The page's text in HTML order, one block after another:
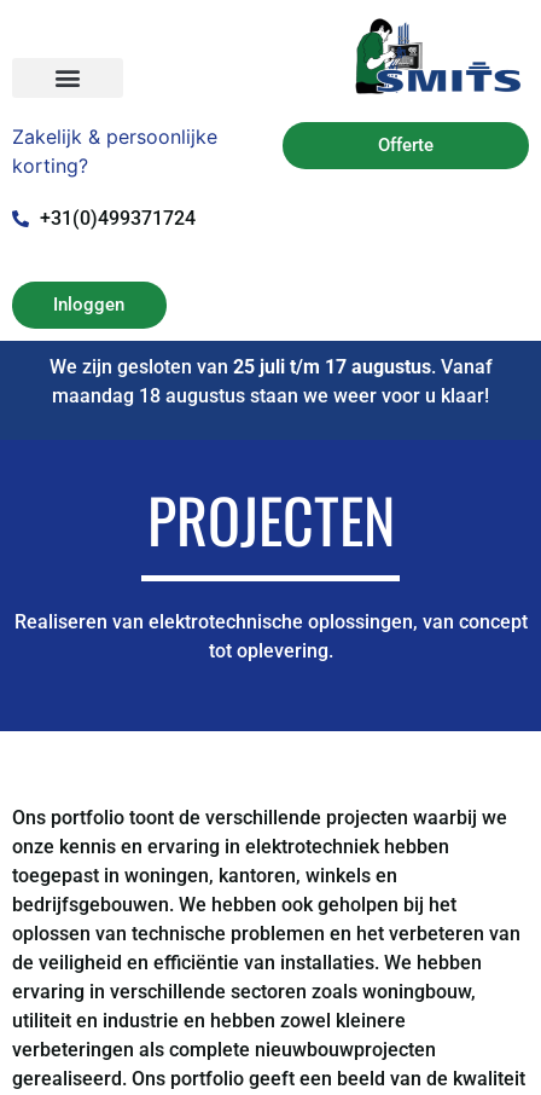
Zakelijk & persoonlijke
korting?
+31(0)499371724
Offerte
Inloggen
We zijn gesloten van 25 juli t/m 17 augustus. Vanaf
maandag 18 augustus staan we weer voor u klaar!
PROJECTEN
Realiseren van elektrotechnische oplossingen, van concept
tot oplevering.
Ons portfolio toont de verschillende projecten waarbij we
onze kennis en ervaring in elektrotechniek hebben
toegepast in woningen, kantoren, winkels en
bedrijfsgebouwen. We hebben ook geholpen bij het
oplossen van technische problemen en het verbeteren van
de veiligheid en efficiëntie van installaties. We hebben
ervaring in verschillende sectoren zoals woningbouw,
utiliteit en industrie en hebben zowel kleinere
verbeteringen als complete nieuwbouwprojecten
gerealiseerd. Ons portfolio geeft een beeld van de kwaliteit